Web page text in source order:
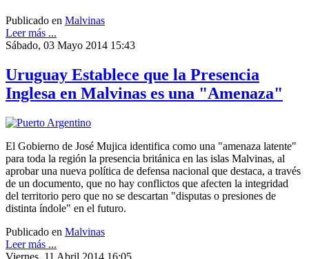
Publicado en Malvinas
Leer más ...
Sábado, 03 Mayo 2014 15:43
Uruguay Establece que la Presencia
Inglesa en Malvinas es una "Amenaza"
El Gobierno de José Mujica identifica como una "amenaza latente"
para toda la región la presencia británica en las islas Malvinas, al
aprobar una nueva política de defensa nacional que destaca, a través
de un documento, que no hay conflictos que afecten la integridad
del territorio pero que no se descartan "disputas o presiones de
distinta índole" en el futuro.
Publicado en Malvinas
Leer más ...
Viernes, 11 Abril 2014 16:05